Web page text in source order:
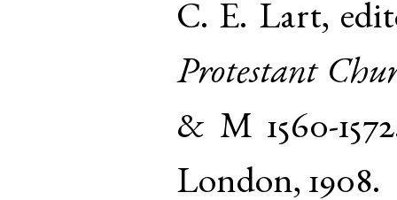
C. E. Lart,
Protestant
& M 1560-
London, 1908.